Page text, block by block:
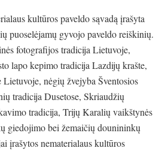
kultūros paveldo sąvadą įrašyta
puoselėjamų gyvojo paveldo reiškinių.
fotografijos tradicija Lietuvoje,
lapo kepimo tradicija Lazdijų krašte,
nėgių žvejyba Šventosios
tradicija Dusetose, Skriaudžių
tradicija, Trijų Karalių vaikštynės
giedojimo bei žemaičių dounininkų
įrašytos nematerialaus kultūros